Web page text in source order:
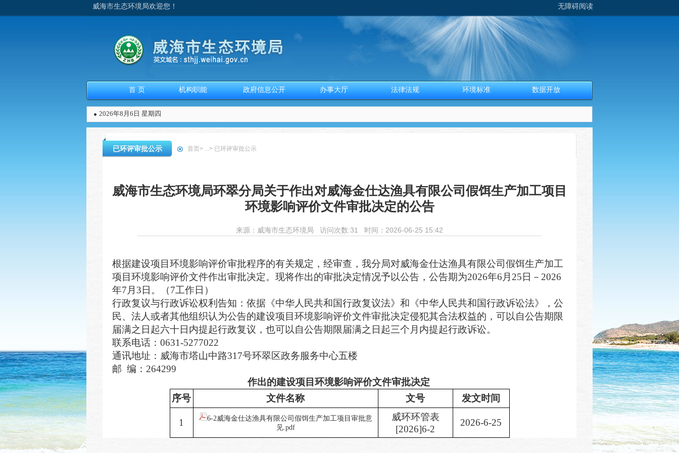
威海市生态环境局欢迎您！ 无障碍阅读
首 页 机构职能 政府信息公开 办事大厅 法律法规 环境标准 数据开放
2026年8月6日 星期四
已环评审批公示 首页> ...> 已环评审批公示
威海市生态环境局环翠分局关于作出对威海金仕达渔具有限公司假饵生产加工项目
环境影响评价文件审批决定的公告
来源： 威海市生态环境局 访问次数:31 时间：2026-06-25 15:42
根据建设项目环境影响评价审批程序的有关规定，经审查，我分局对威海金仕达渔具有限公司假饵生产加工
项目环境影响评价文件作出审批决定。现将作出的审批决定情况予以公告，公告期为2026年6 月 25日－ 2026
年7 月 3日。（7工作日）
行政复议与行政诉讼权利告知：依据《中华人民共和国行政复议法》和《中华人民共和国行政诉讼法》，公
民、法人或者其他组织认为公告的建设项目环境影响评价文件审批决定侵犯其合法权益的，可以自公告期限
届满之日起六十日内提起行政复议，也可以自公告期限届满之日起三个月内提起行政诉讼。
联系电话： 0631-5277022
通讯地址： 威海市塔山中路317号环翠区政务服务中心五楼
邮 编： 264299
作出的建设项目环境影响评价文件审批决定
序号
文件名称 文号 发文时间
1
6-2威海金仕达渔具有限公司假饵生产加工项目审批意
见.pdf
威环环管表
[2026]6-2
2026-6-25